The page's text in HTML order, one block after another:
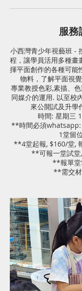
服務
小西灣青少年視藝班 -
程，讓學員活用多種畫
揮平面創作的各種可能
物料，了解平面視
專業教授色彩,素描、
同媒介的運用. 以至校
來公開試及升學
時間: 星期三
**時間必須whatsapp:
1堂留
**4堂起報, $160/堂,
**可報一堂試
**報單
**需交